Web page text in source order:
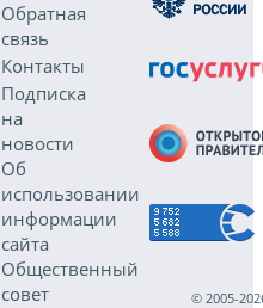
Обратная
связь
Контакты
Подписка
на
новости
Об
использовании
информации
сайта
Общественный
совет
© 2005-